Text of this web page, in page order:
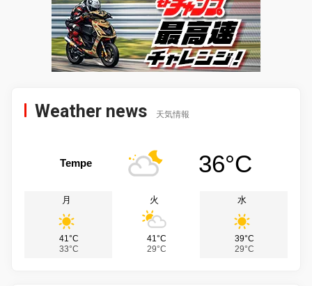
Weather news 天気情報
Tempe 36°C
月
41°C
33°C
火
41°C
29°C
水
39°C
29°C